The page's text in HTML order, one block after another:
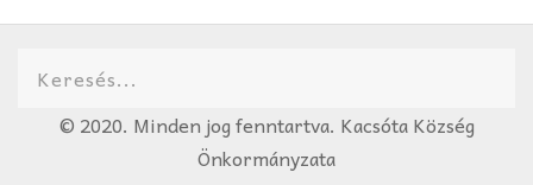
© 2020. Minden jog fenntartva. Kacsóta Község
Önkormányzata